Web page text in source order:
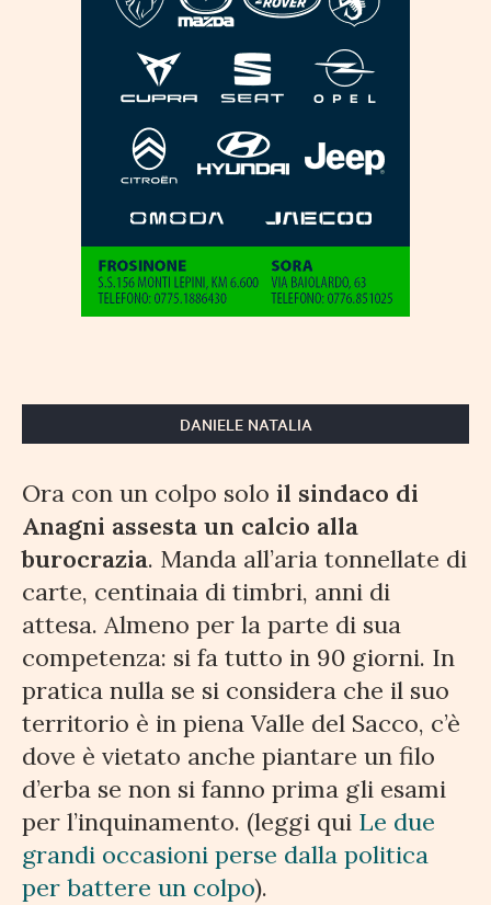
DANIELE NATALIA
Ora con un colpo solo il sindaco di
Anagni assesta un calcio alla
burocrazia. Manda all’aria tonnellate di
carte, centinaia di timbri, anni di
attesa. Almeno per la parte di sua
competenza: si fa tutto in 90 giorni. In
pratica nulla se si considera che il suo
territorio è in piena Valle del Sacco, c’è
dove è vietato anche piantare un filo
d’erba se non si fanno prima gli esami
per l’inquinamento. (leggi qui Le due
grandi occasioni perse dalla politica
per battere un colpo).